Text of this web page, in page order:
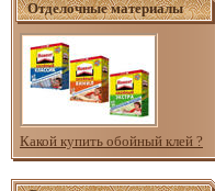
Отделочные материалы
Какой купить обойный клей ?